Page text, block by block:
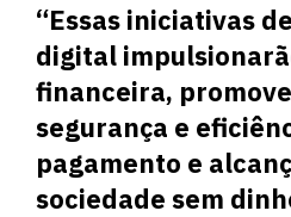
“Essas iniciativas
digital
financeira,
segurança e
pagamento e
sociedade sem